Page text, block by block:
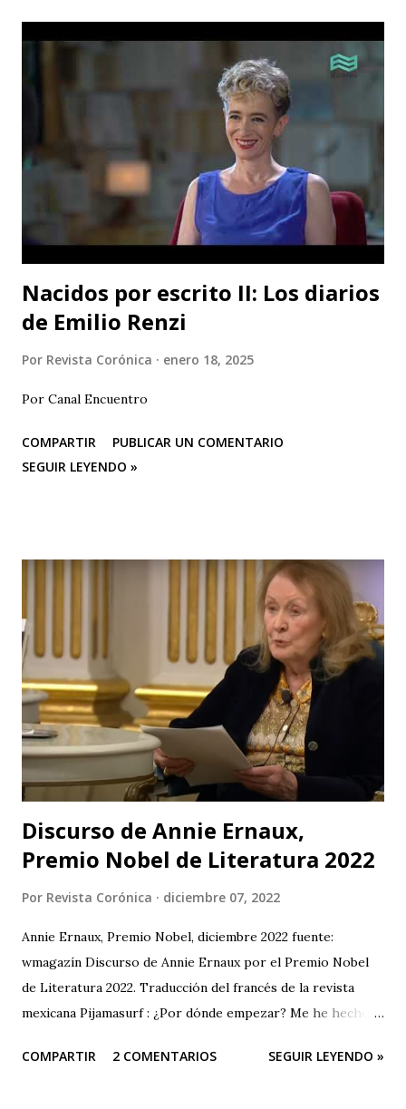
imborrable en todos los que la presencien." La Casa del
Silencio se embarcará nuevamente en una gira
internacional, llevando su importante trabajo de teatro
físico con funciones y seminarios a escenarios de Portugal
(dónde La Casa Del Silencio tiene una presencia significativa
ya que el teatro físico tiene un lugar muy importante en la
escena Portuguesa), posteriormente irán a Valencia y
Barcelona. Juan Carlos Agudelo P...
Nacidos por escrito II: Los diarios
de Emilio Renzi
Por Revista Corónica enero 18, 2025
Por Canal Encuentro
COMPARTIR
PUBLICAR UN COMENTARIO
SEGUIR LEYENDO »
Discurso de Annie Ernaux,
Premio Nobel de Literatura 2022
Por Revista Corónica diciembre 07, 2022
Annie Ernaux, Premio Nobel, diciembre 2022 fuente:
wmagazín Discurso de Annie Ernaux por el Premio Nobel
de Literatura 2022. Traducción del francés de la revista
mexicana Pijamasurf : ¿Por dónde empezar? Me he hecho
blanco. Como si tuviera que encontrar la frase, la única, que
COMPARTIR 2 COMENTARIOS SEGUIR LEYENDO »